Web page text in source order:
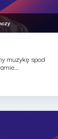
muzykę spod